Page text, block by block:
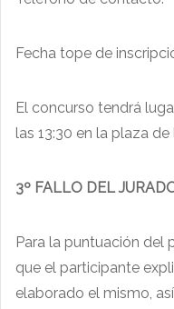
Fecha tope de
El concurso tendrá
las 13:30 en la plaza de
3º FALLO DEL
Para la puntuación del
que el participante
elaborado el mismo,